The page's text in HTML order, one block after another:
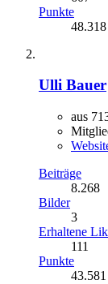
Punkte
48.318
Ulli Bauer
aus
Beiträge
8.268
Bilder
3
Erhaltene
111
Punkte
43.581